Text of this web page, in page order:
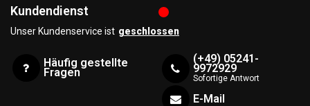
Kundendienst
Unser Kundenservice ist geschlossen
Häufig gestellte
Fragen
(+49) 05241-
9972929
Sofortige Antwort
E-Mail